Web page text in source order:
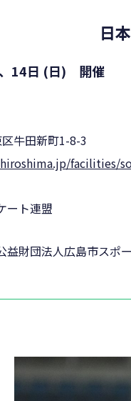
日
14日 (日) 開催
牛田新町1-8-3
facilities/
ート連盟
益財団法人広島市スポ